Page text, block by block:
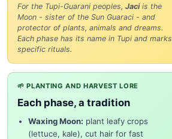
For the Tupi-Guarani peoples, Jaciis the
Moon - sister of the Sun Guaraci - and
protector of plants, animals and dreams.
Each phase has its name in Tupi and marks
specific rituals.
🌱 PLANTING AND HARVEST LORE
Each phase, a tradition
Waxing Moon: plant leafy crops
(lettuce, kale), cut hair for fast